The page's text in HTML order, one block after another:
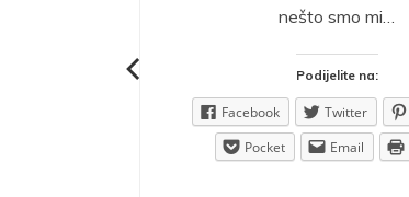
nešto smo mi…
Podijelite na:
Facebook Twitter
Pocket
Email